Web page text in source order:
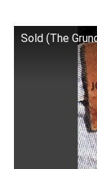
Sold (The